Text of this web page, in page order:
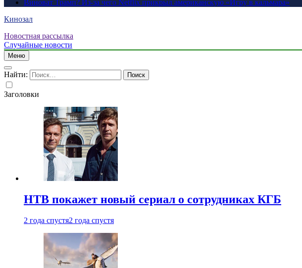
Виноват Трамп? Из-за чего Netflix прикрыл американскую «Игру в кальмара»
Кинозал
Новостная рассылка
Случайные новости
Меню
Найти:
Заголовки
НТВ покажет новый сериал о сотрудниках КГБ
2 года спустя2 года спустя